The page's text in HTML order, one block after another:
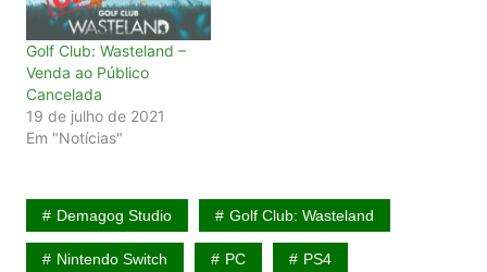
Golf Club: Wasteland –
Venda ao Público
Cancelada
19 de julho de 2021
Em "Notícias"
Demagog Studio Golf Club: Wasteland
Nintendo Switch PC PS4